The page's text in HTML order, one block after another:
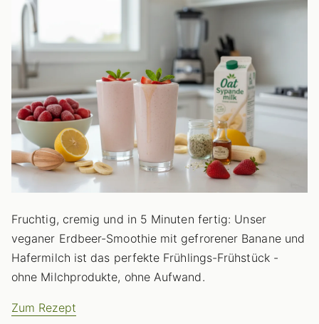
Fruchtig, cremig und in 5 Minuten fertig: Unser
veganer Erdbeer-Smoothie mit gefrorener Banane und
Hafermilch ist das perfekte Frühlings-Frühstück -
ohne Milchprodukte, ohne Aufwand.
Zum Rezept